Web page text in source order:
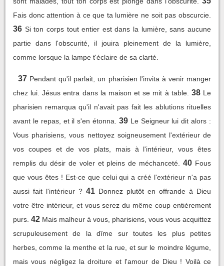
Fais donc attention à ce que ta lumière ne soit pas obscurcie.
36 Si ton corps tout entier est dans la lumière, sans aucune
partie dans l'obscurité, il jouira pleinement de la lumière,
comme lorsque la lampe t'éclaire de sa clarté.
37 Pendant qu'il parlait, un pharisien l'invita à venir manger
chez lui. Jésus entra dans la maison et se mit à table. 38 Le
pharisien remarqua qu'il n'avait pas fait les ablutions rituelles
avant le repas, et il s'en étonna.
39 Le Seigneur lui dit alors :
Vous pharisiens, vous nettoyez soigneusement l'extérieur de
vos coupes et de vos plats, mais à l'intérieur, vous êtes
remplis du désir de voler et pleins de méchanceté.
40 Fous
que vous êtes ! Est-ce que celui qui a créé l'extérieur n'a pas
aussi fait l'intérieur ? 41 Donnez plutôt en offrande à Dieu
votre être intérieur, et vous serez du même coup entièrement
purs. 42 Mais malheur à vous, pharisiens, vous vous acquittez
scrupuleusement de la dîme sur toutes les plus petites
herbes, comme la menthe et la rue, et sur le moindre légume,
mais vous négligez la droiture et l'amour de Dieu ! Voilà ce